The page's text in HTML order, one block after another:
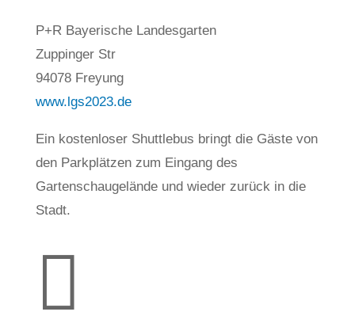
P+R Bayerische Landesgarten
Zuppinger Str
94078 Freyung
www.lgs2023.de
Ein kostenloser Shuttlebus bringt die Gäste von
den Parkplätzen zum Eingang des
Gartenschaugelände und wieder zurück in die
Stadt.
